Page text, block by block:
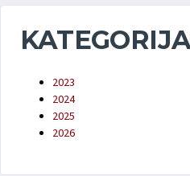
2023
2024
2025
2026